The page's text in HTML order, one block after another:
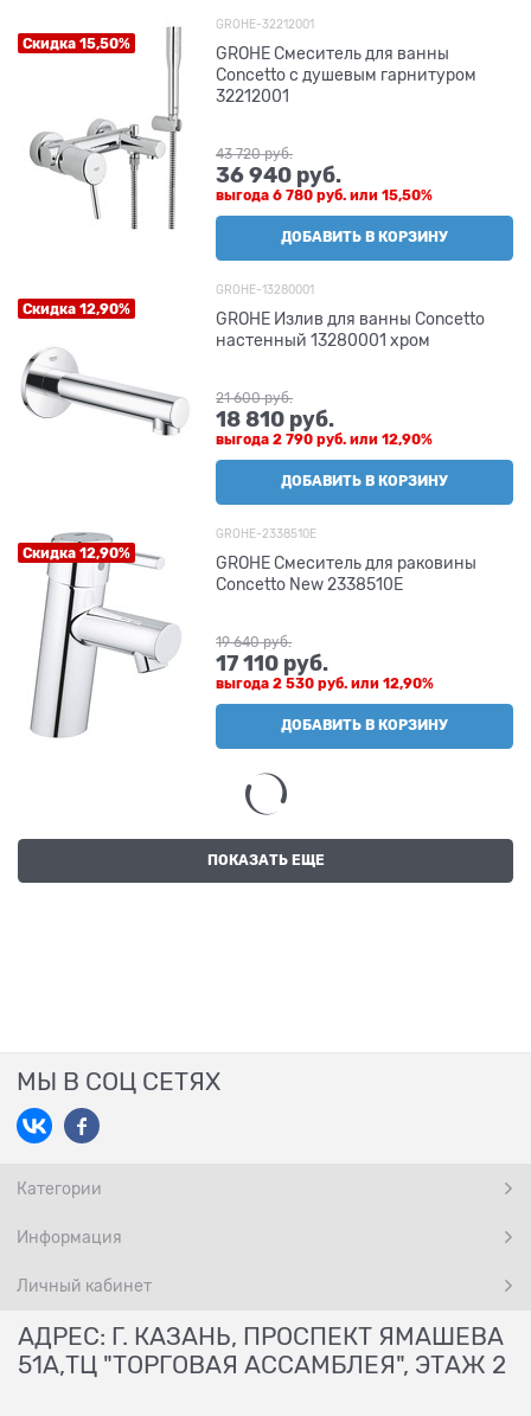
Скидка 15,50%
GROHE-32212001
GROHE Смеситель для ванны
Concetto с душевым гарнитуром
32212001
43 720 руб.
36 940 руб.
выгода6 780 руб. или15,50%
ДОБАВИТЬ В КОРЗИНУ
Скидка 12,90%
GROHE-13280001
GROHE Излив для ванны Concetto
настенный 13280001 хром
21 600 руб.
18 810 руб.
выгода2 790 руб. или12,90%
ДОБАВИТЬ В КОРЗИНУ
Скидка 12,90%
GROHE-2338510E
GROHE Смеситель для раковины
Concetto New 2338510E
19 640 руб.
17 110 руб.
выгода2 530 руб. или12,90%
ДОБАВИТЬ В КОРЗИНУ
ПОКАЗАТЬ ЕЩЕ
МЫ В СОЦ СЕТЯХ
Категории
Информация
Личный кабинет
АДРЕС: Г. КАЗАНЬ, ПРОСПЕКТ ЯМАШЕВА
51А,ТЦ "ТОРГОВАЯ АССАМБЛЕЯ", ЭТАЖ 2